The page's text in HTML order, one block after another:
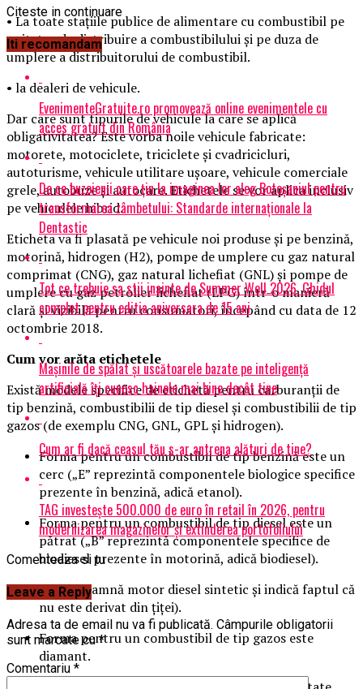
• La toate staţiile publice de alimentare cu combustibil pe
unitatea de distribuire a combustibilului şi pe duza de
umplere a distribuitorului de combustibil.
• la dealeri de vehicule.
Dar care sunt tipurile de vehicule la care se aplică
obligativitatea? Este vorba noile vehicule fabricate:
motorete, motociclete, triciclete şi cvadricicluri,
autoturisme, vehicule utilitare uşoare, vehicule comerciale
grele, autobuze şi autocare. Etichetele se vor aplica inclusiv
pe vehiculele hibrid.
Eticheta va fi plasată pe vehicule noi produse şi pe benzină,
motorină, hidrogen (H2), pompe de umplere cu gaz natural
comprimat (CNG), gaz natural lichefiat (GNL) şi pompe de
umplere cu gaz petrolier lichefiat (LPG) într-o manieră
clară şi vizibilă pentru consumatori, începând cu data de 12
octombrie 2018.
Cum vor arăta etichetele
Există modele specifice de etichetă pentru carburanţii de
tip benzină, combustibilii de tip diesel şi combustibilii de tip
gazos (de exemplu CNG, GNL, GPL şi hidrogen).
Forma pentru un combustibil de tip benzină este un
cerc („E” reprezintă componentele biologice specifice
prezente în benzină, adică etanol).
Forma pentru un combustibil de tip diesel este un
pătrat („B” reprezintă componentele specifice de
biodiesel prezente în motorină, adică biodiesel).
XTL înseamnă motor diesel sintetic şi indică faptul că
nu este derivat din ţiţei).
Forma pentru un combustibil de tip gazos este
diamant.
Citeste in continuare
Iti recomandam
EvenimenteGratuite.ro promovează online evenimentele cu
acces gratuit din România
De ce buzoienii care țin la imaginea lor aleg Botoșaniul pentru
transformarea zâmbetului: Standarde internaționale la
Dentastic
Tot ce trebuie sa stii inainte de Summer Well 2026. Ghidul
complet pentru editia aniversara de 15 ani
Mașinile de spălat și uscătoarele bazate pe inteligență
artificială îți cunosc hainele mai bine decât tine
Cum ar fi dacă ceasul tău s-ar antrena alături de tine?
TAG investește 500.000 de euro în retail în 2026, pentru
modernizarea magazinelor și extinderea portofoliului
Comenteaza si tu
Leave a Reply
Adresa ta de email nu va fi publicată. Câmpurile obligatorii
sunt marcate cu*
Comentariu *